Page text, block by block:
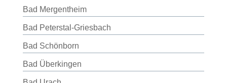
Bad Mergentheim
Bad Peterstal-Griesbach
Bad Schönborn
Bad Überkingen